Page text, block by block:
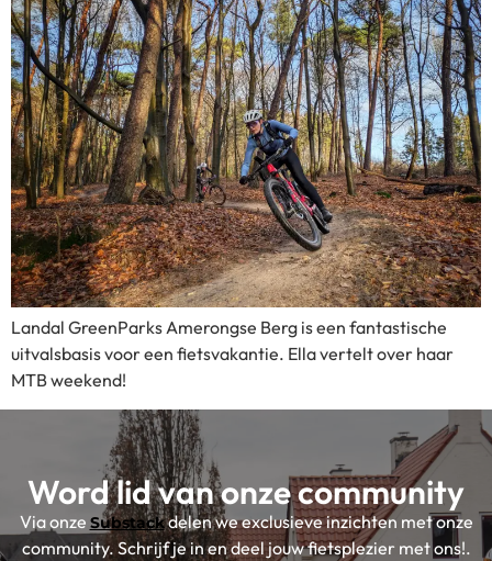
Landal GreenParks Amerongse Berg is een fantastische
uitvalsbasis voor een fietsvakantie. Ella vertelt over haar
MTB weekend!
Word lid van onze community
Via onze Substackdelen we exclusieve inzichten met onze
community. Schrijf je in en deel jouw fietsplezier met ons!.